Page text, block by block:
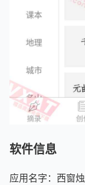
软件信息
应用名字：西窗烛